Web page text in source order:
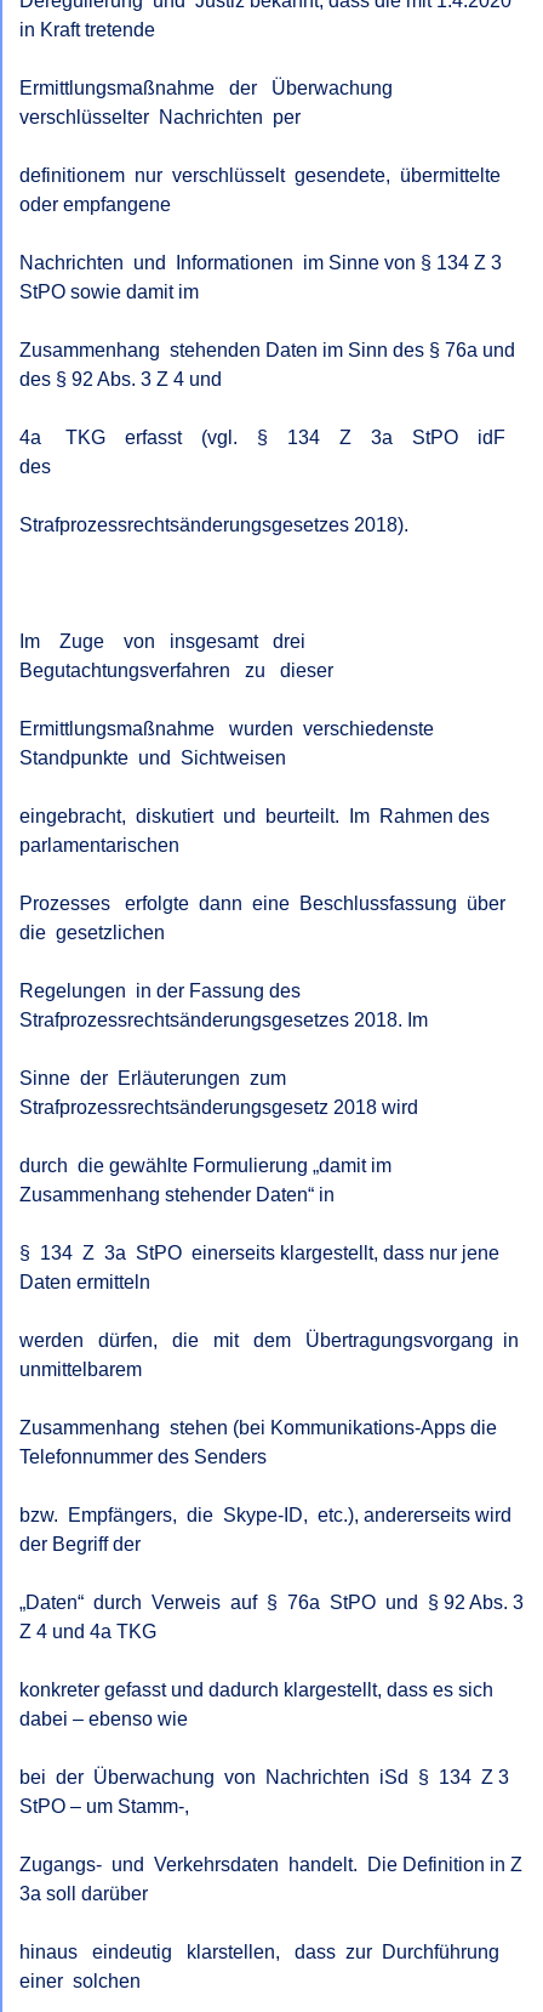
in Kraft tretende
Ermittlungsmaßnahme   der   Überwachung
verschlüsselter  Nachrichten  per
definitionem  nur  verschlüsselt  gesendete,  übermittelte
oder empfangene
Nachrichten  und  Informationen  im Sinne von § 134 Z 3
StPO sowie damit im
Zusammenhang  stehenden Daten im Sinn des § 76a und
des § 92 Abs. 3 Z 4 und
4a     TKG    erfasst    (vgl.    §    134    Z    3a    StPO    idF
des
Strafprozessrechtsänderungsgesetzes 2018).
Im    Zuge    von   insgesamt   drei
Begutachtungsverfahren   zu   dieser
Ermittlungsmaßnahme   wurden  verschiedenste
Standpunkte  und  Sichtweisen
eingebracht,  diskutiert  und  beurteilt.  Im  Rahmen des
parlamentarischen
Prozesses   erfolgte  dann  eine  Beschlussfassung  über
die  gesetzlichen
Regelungen  in der Fassung des
Strafprozessrechtsänderungsgesetzes 2018. Im
Sinne  der  Erläuterungen  zum
Strafprozessrechtsänderungsgesetz 2018 wird
durch  die gewählte Formulierung „damit im
Zusammenhang stehender Daten“ in
§  134  Z  3a  StPO  einerseits klargestellt, dass nur jene
Daten ermitteln
werden   dürfen,   die   mit   dem   Übertragungsvorgang  in
unmittelbarem
Zusammenhang  stehen (bei Kommunikations-Apps die
Telefonnummer des Senders
bzw.  Empfängers,  die  Skype-ID,  etc.), andererseits wird
der Begriff der
„Daten“  durch  Verweis  auf  §  76a  StPO  und  § 92 Abs. 3
Z 4 und 4a TKG
konkreter gefasst und dadurch klargestellt, dass es sich
dabei – ebenso wie
bei  der  Überwachung  von  Nachrichten  iSd  §  134  Z 3
StPO – um Stamm-,
Zugangs-  und  Verkehrsdaten  handelt.  Die Definition in Z
3a soll darüber
hinaus   eindeutig   klarstellen,   dass  zur  Durchführung
einer  solchen